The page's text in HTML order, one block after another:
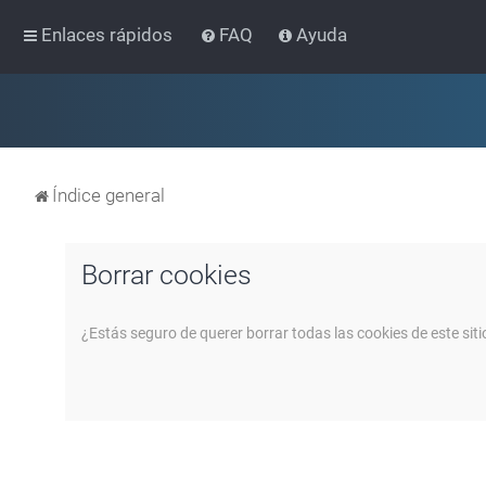
Enlaces rápidos FAQ Ayuda
Índice general
Borrar cookies
¿Estás seguro de querer borrar todas las cookies de este